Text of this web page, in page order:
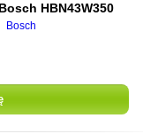
Bosch HBN43W350
Bosch